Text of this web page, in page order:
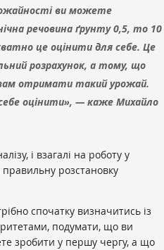
ви можете
речовина ґрунту 0,5, то 10
це оцінити для себе. Це
розрахунок, а тому, що
отримати такий урожай.
оцінити», — каже Михайло
і взагалі на роботу у
правильну розстановку
спочатку визначитись із
подумати, що ви
зробити у першу чергу, а що